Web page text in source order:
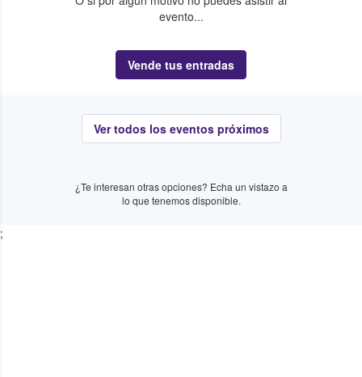
evento...
Vende tus entradas
Ver todos los eventos próximos
¿Te interesan otras opciones? Echa un vistazo a
lo que tenemos disponible.
;